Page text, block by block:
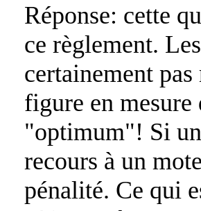
Réponse: cette
ce règlement.
certainement
figure en
"optimum"! Si
recours à un
pénalité. Ce qui